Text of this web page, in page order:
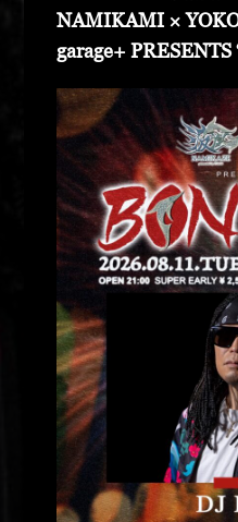
NAMIKAMI ×
garage+